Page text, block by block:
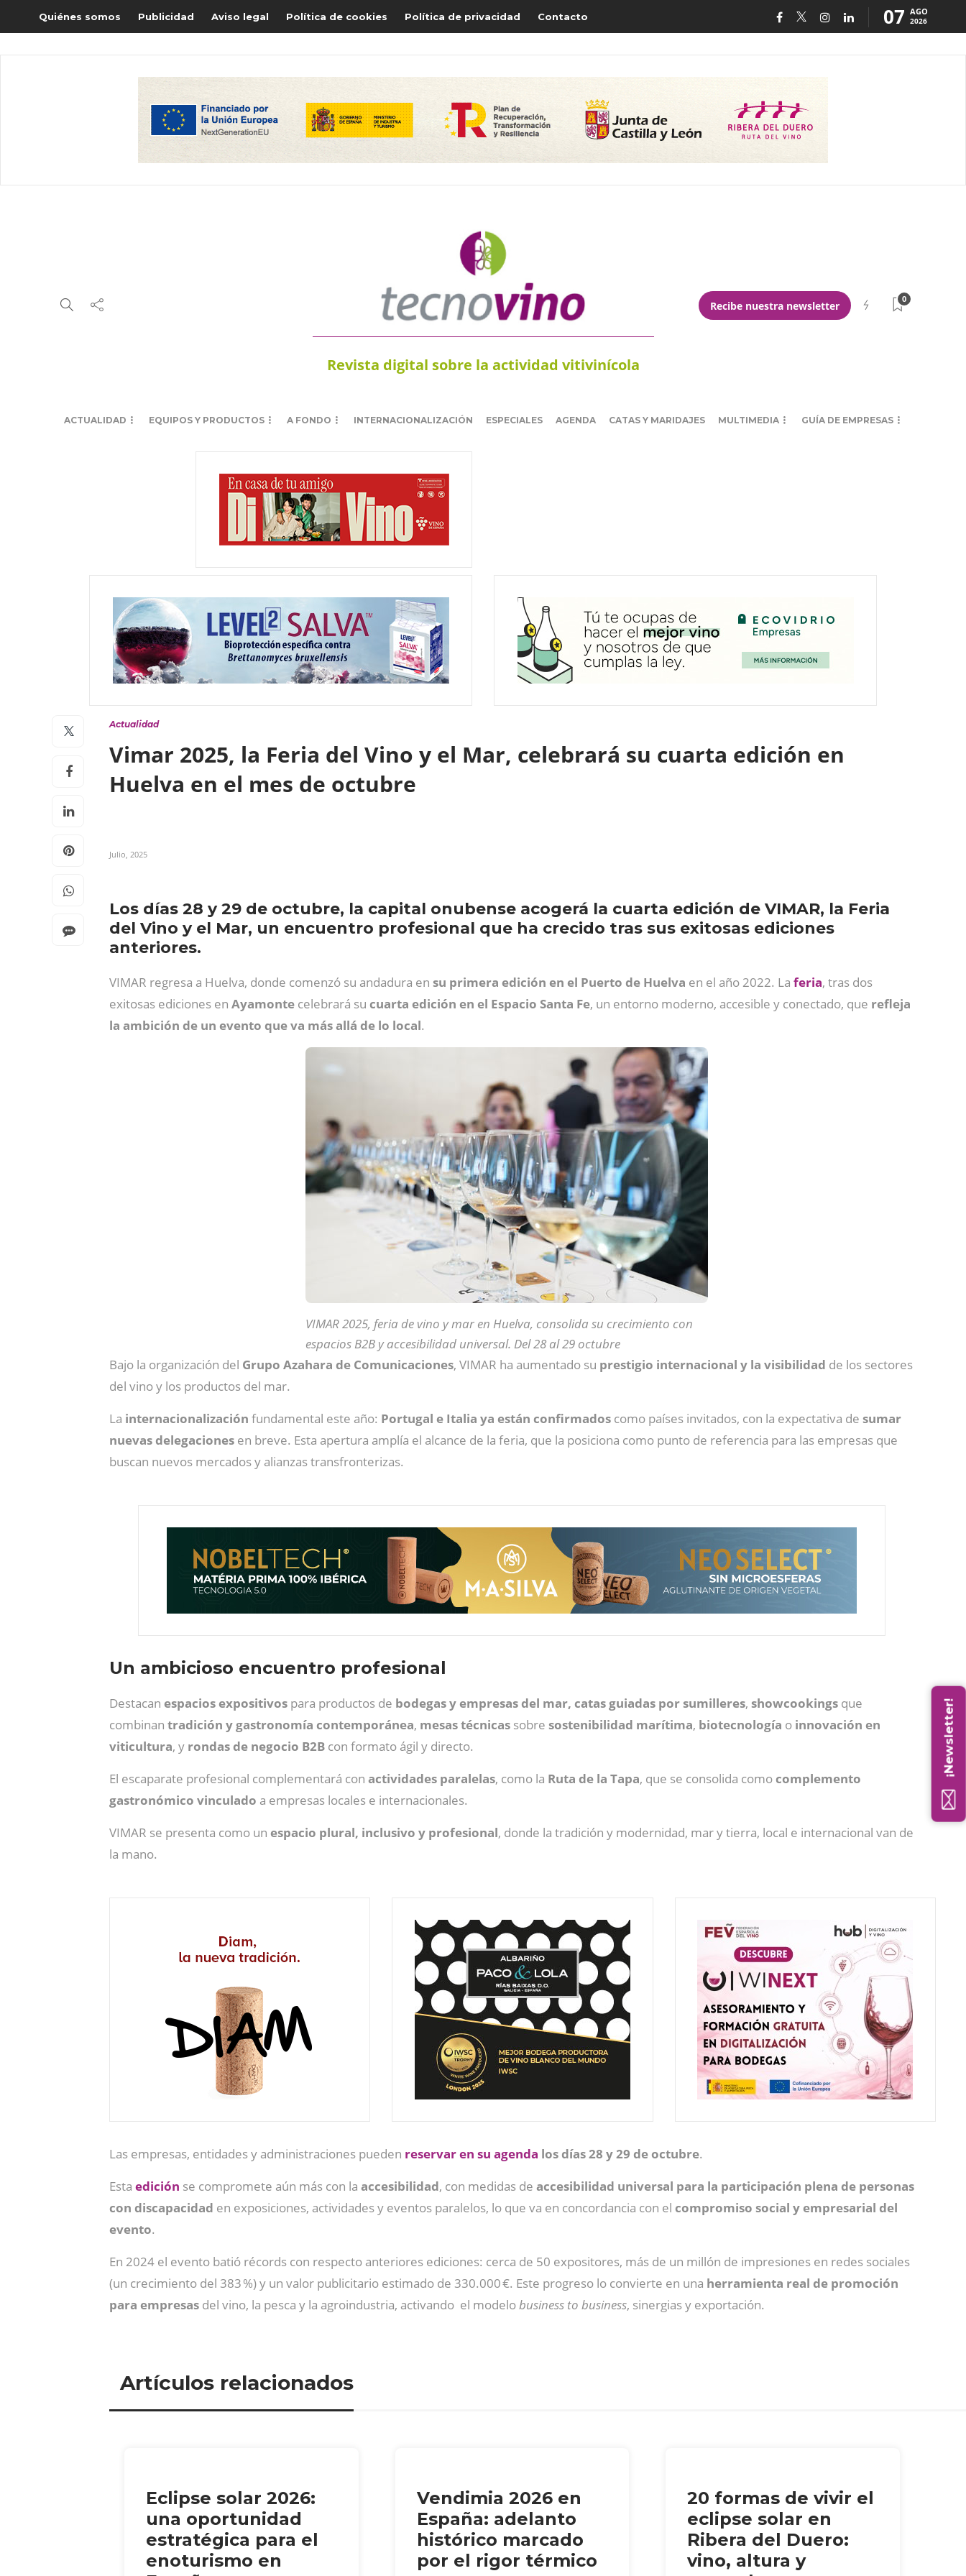
Quiénes somos Publicidad Aviso legal Política de cookies Política de privacidad Contacto 07 AGO
2026
Revista digital sobre la actividad vitivinícola
Recibe nuestra newsletter
0
ACTUALIDAD EQUIPOS Y PRODUCTOS A FONDO INTERNACIONALIZACIÓN ESPECIALES AGENDA CATAS Y MARIDAJES MULTIMEDIA GUÍA DE EMPRESAS
Actualidad
Vimar 2025, la Feria del Vino y el Mar, celebrará su cuarta edición en
Huelva en el mes de octubre
Julio, 2025
Los días 28 y 29 de octubre, la capital onubense acogerá la cuarta edición de VIMAR, la Feria
del Vino y el Mar, un encuentro profesional que ha crecido tras sus exitosas ediciones
anteriores.
VIMAR regresa a Huelva, donde comenzó su andadura en su primera edición en el Puerto de Huelva en el año 2022. La feria, tras dos
exitosas ediciones en Ayamonte celebrará su cuarta edición en el Espacio Santa Fe, un entorno moderno, accesible y conectado, que refleja
la ambición de un evento que va más allá de lo local.
VIMAR 2025, feria de vino y mar en Huelva, consolida su crecimiento con
espacios B2B y accesibilidad universal. Del 28 al 29 octubre
Bajo la organización del Grupo Azahara de Comunicaciones, VIMAR ha aumentado su prestigio internacional y la visibilidad de los sectores
del vino y los productos del mar.
La internacionalización fundamental este año: Portugal e Italia ya están confirmados como países invitados, con la expectativa de sumar
nuevas delegaciones en breve. Esta apertura amplía el alcance de la feria, que la posiciona como punto de referencia para las empresas que
buscan nuevos mercados y alianzas transfronterizas.
Un ambicioso encuentro profesional
Destacan espacios expositivos para productos de bodegas y empresas del mar, catas guiadas por sumilleres, showcookings que
combinan tradición y gastronomía contemporánea, mesas técnicas sobre sostenibilidad marítima, biotecnología o innovación en
viticultura, y rondas de negocio B2B con formato ágil y directo.
El escaparate profesional complementará con actividades paralelas, como la Ruta de la Tapa, que se consolida comocomplemento
gastronómico vinculado a empresas locales e internacionales.
VIMAR se presenta como un espacio plural, inclusivo y profesional, donde la tradición y modernidad, mar y tierra, local e internacional van de
la mano.
Las empresas, entidades y administraciones pueden reservar en su agenda los días 28 y 29 de octubre.
Esta edición se compromete aún más con la accesibilidad, con medidas de accesibilidad universal para la participación plena de personas
con discapacidad en exposiciones, actividades y eventos paralelos, lo que va en concordancia con el compromiso social y empresarial del
evento.
En 2024 el evento batió récords con respecto anteriores ediciones: cerca de 50 expositores, más de un millón de impresiones en redes sociales
(un crecimiento del 383 %) y un valor publicitario estimado de 330.000 €. Este progreso lo convierte en una herramienta real de promoción
para empresas del vino, la pesca y la agroindustria, activando el modelobusiness to business, sinergias y exportación.
Artículos relacionados
Eclipse solar 2026:
una oportunidad
estratégica para el
enoturismo en
Vendimia 2026 en
España: adelanto
histórico marcado
por el rigor térmico
20 formas de vivir el
eclipse solar en
Ribera del Duero:
vino, altura y
¡Newsletter!